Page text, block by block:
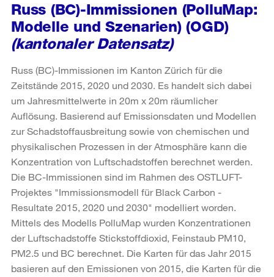
Russ (BC)-Immissionen (PolluMap:
Modelle und Szenarien) (OGD)
(kantonaler Datensatz)
Russ (BC)-Immissionen im Kanton Zürich für die
Zeitstände 2015, 2020 und 2030. Es handelt sich dabei
um Jahresmittelwerte in 20m x 20m räumlicher
Auflösung. Basierend auf Emissionsdaten und Modellen
zur Schadstoffausbreitung sowie von chemischen und
physikalischen Prozessen in der Atmosphäre kann die
Konzentration von Luftschadstoffen berechnet werden.
Die BC-Immissionen sind im Rahmen des OSTLUFT-
Projektes "Immissionsmodell für Black Carbon -
Resultate 2015, 2020 und 2030" modelliert worden.
Mittels des Modells PolluMap wurden Konzentrationen
der Luftschadstoffe Stickstoffdioxid, Feinstaub PM10,
PM2.5 und BC berechnet. Die Karten für das Jahr 2015
basieren auf den Emissionen von 2015, die Karten für die